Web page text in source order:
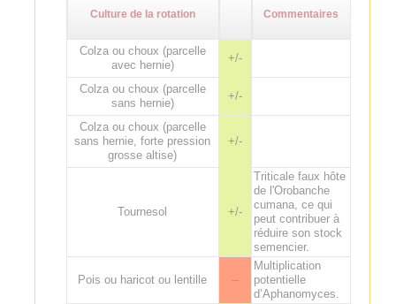
Culture de la rotation Commentaires
Colza ou choux (parcelle
avec hernie)
+/-
Colza ou choux (parcelle
sans hernie)
+/-
Colza ou choux (parcelle
sans hernie, forte pression
grosse altise)
+/-
Tournesol +/-
Triticale faux hôte
de l'Orobanche
cumana, ce qui
peut contribuer à
réduire son stock
semencier.
Pois ou haricot ou lentille --
Multiplication
potentielle
d’Aphanomyces.